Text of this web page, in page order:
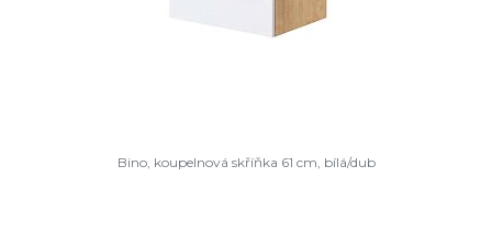
Bino, koupelnová skříňka 61 cm, bílá/dub